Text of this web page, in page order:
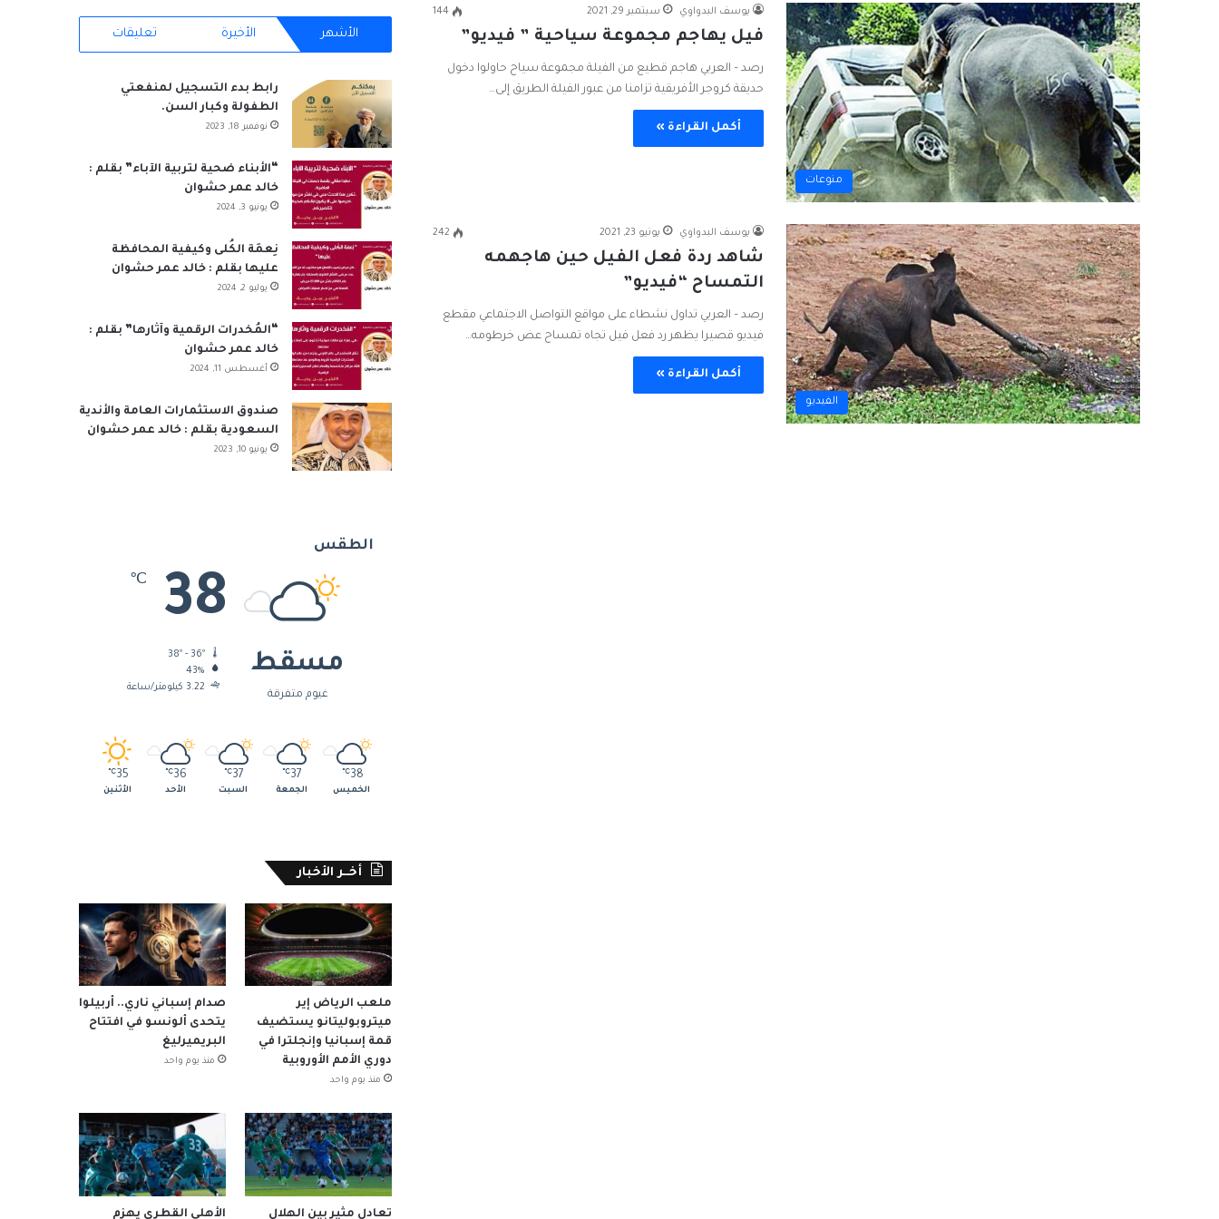
منوعات
يوسف البدواوي سبتمبر 29, 2021 144
فيل يهاجم مجموعة سياحية ” فيديو”
رصد – العربي هاجم قطيع من الفيلة مجموعة سياح حاولوا دخول
حديقة كروجر الأفريقية تزامنا من عبور الفيلة الطريق إلى…
أكمل القراءة »
الفيديو
يوسف البدواوي يونيو 23, 2021 242
شاهد ردة فعل الفيل حين هاجهمه
التمساح “فيديو”
رصد – العربي تداول نشطاء على مواقع التواصل الاجتماعي مقطع
فيديو قصيرا يظهر رد فعل فيل تجاه تمساح عض خرطومه…
أكمل القراءة »
س
و
ك
ن
د
إ
ن
o
T
u
b
e
س
ق
ا
ت
ا
خ
م
الأشهر الأخيرة تعليقات
رابط بدء التسجيل لمنفعتي
الطفولة وكبار السن.
نوفمبر 18, 2023
“الأبناء ضحية لتربية الآباء” بقلم :
خالد عمر حشوان
يونيو 3, 2024
نِعمَة الكُلى وكيفية المحافظة
عليها بقلم : خالد عمر حشوان
يوليو 2, 2024
“المُخدرات الرقمية وآثارها” بقلم :
خالد عمر حشوان
أغسطس 11, 2024
صندوق الاستثمارات العامة والأندية
السعودية بقلم : خالد عمر حشوان
يونيو 10, 2023
الطقس
مسقط
غيوم متفرقة
38
℃
43%
3.22 كيلومتر/ساعة
38
℃
الخميس
37
℃
الجمعة
37
℃
السبت
36
℃
الأحد
35
℃
الأثنين
أخــر الأخبار
ملعب الرياض إير
ميتروبوليتانو يستضيف
قمة إسبانيا وإنجلترا في
دوري الأمم الأوروبية
منذ يوم واحد
صدام إسباني ناري.. أربيلوا
يتحدى ألونسو في افتتاح
البريميرليغ
منذ يوم واحد
تعادل مثير بين الهلال الأهلي القطري يهزم